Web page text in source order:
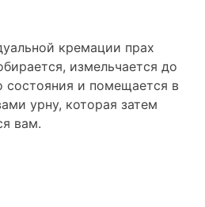
кремации прах
измельчается до
состояния и помещается в
урну, которая затем
вам.